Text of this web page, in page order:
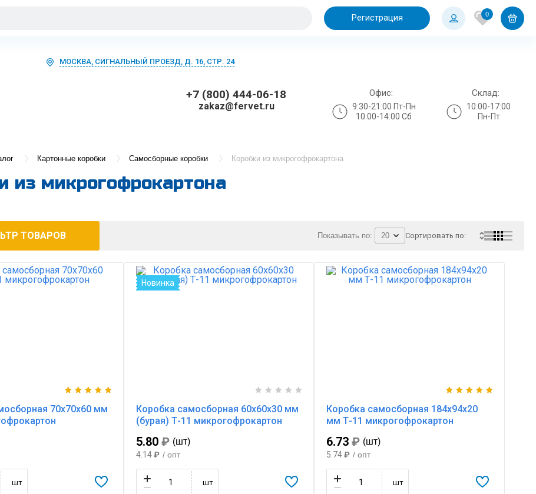
Регистрация 0
МОСКВА, СИГНАЛЬНЫЙ ПРОЕЗД, Д. 16, СТР. 24
+7 (800) 444-06-18
zakaz@fervet.ru
Офис:
9:30-21:00 Пт-Пн
10:00-14:00 Сб
Склад:
10:00-17:00
Пн-Пт
Картонные коробки Самосборные коробки Коробки из микрогофрокартона
из микрогофрокартона
ТОВАРОВ Показывать по: Сортировать по:
70х70х60 мм
шт
Новинка
Коробка самосборная 60х60х30 мм
(бурая) Т-11 микрогофрокартон
5.80₽ (шт)
4.14₽ / опт
шт
Коробка самосборная 184х94х20
мм Т-11 микрогофрокартон
6.73 ₽ (шт)
5.74₽ / опт
шт